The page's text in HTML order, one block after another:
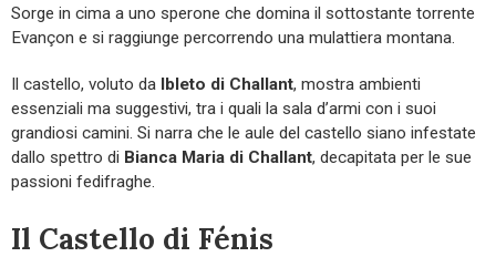
Sorge in cima a uno sperone che domina il sottostante torrente
Evançon e si raggiunge percorrendo una mulattiera montana.
Il castello, voluto da Ibleto di Challant, mostra ambienti
essenziali ma suggestivi, tra i quali la sala d’armi con i suoi
grandiosi camini. Si narra che le aule del castello siano infestate
dallo spettro di Bianca Maria di Challant, decapitata per le sue
passioni fedifraghe.
Il Castello di Fénis